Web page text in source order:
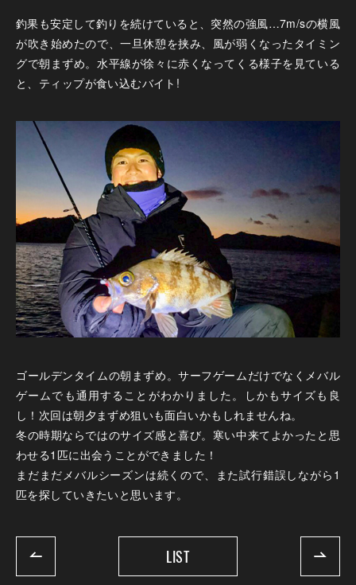
釣果も安定して釣りを続けていると、突然の強風…7m/sの横風
が吹き始めたので、一旦休憩を挟み、風が弱くなったタイミン
グで朝まずめ。水平線が徐々に赤くなってくる様子を見ている
と、ティップが食い込むバイト!
ゴールデンタイムの朝まずめ。サーフゲームだけでなくメバル
ゲームでも通用することがわかりました。しかもサイズも良
し！次回は朝夕まずめ狙いも面白いかもしれませんね。
冬の時期ならではのサイズ感と喜び。寒い中来てよかったと思
わせる1匹に出会うことができました！
まだまだメバルシーズンは続くので、また試行錯誤しながら1
匹を探していきたいと思います。
LIST